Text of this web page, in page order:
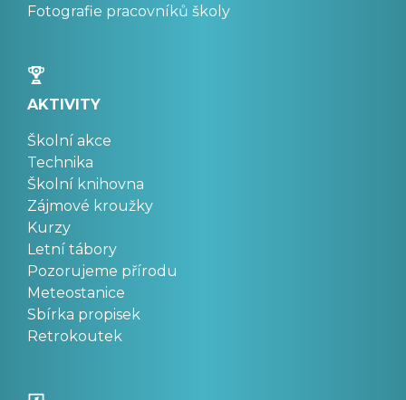
Fotografie pracovníků školy
AKTIVITY
Školní akce
Technika
Školní knihovna
Zájmové kroužky
Kurzy
Letní tábory
Pozorujeme přírodu
Meteostanice
Sbírka propisek
Retrokoutek